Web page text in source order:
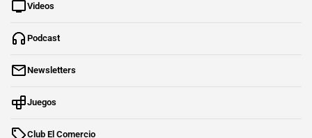
Videos
Podcast
Newsletters
Juegos
Club El Comercio